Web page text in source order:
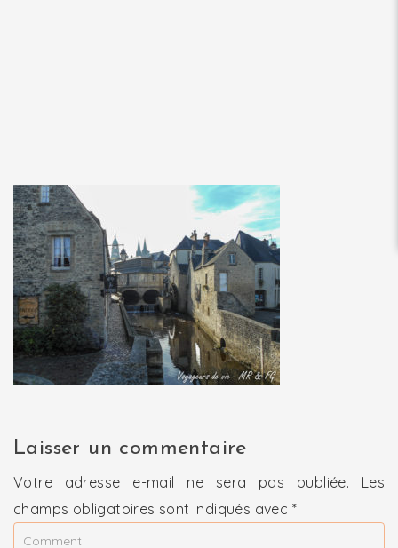
Laisser un commentaire
Votre adresse e-mail ne sera pas publiée.
Les
champs obligatoires sont indiqués avec *